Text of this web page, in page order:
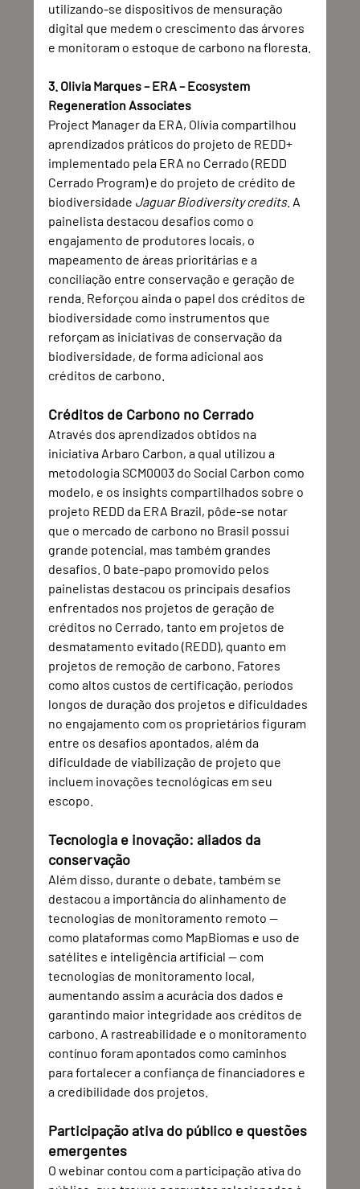
utilizando-se dispositivos de mensuração
digital que medem o crescimento das árvores
e monitoram o estoque de carbono na floresta.
3. Olivia Marques – ERA – Ecosystem
Regeneration Associates
Project Manager da ERA, Olívia compartilhou
aprendizados práticos do projeto de REDD+
implementado pela ERA no Cerrado (REDD
Cerrado Program) e do projeto de crédito de
biodiversidade Jaguar Biodiversity credits. A
painelista destacou desafios como o
engajamento de produtores locais, o
mapeamento de áreas prioritárias e a
conciliação entre conservação e geração de
renda. Reforçou ainda o papel dos créditos de
biodiversidade como instrumentos que
reforçam as iniciativas de conservação da
biodiversidade, de forma adicional aos
créditos de carbono.
Créditos de Carbono no Cerrado
Através dos aprendizados obtidos na
iniciativa Arbaro Carbon, a qual utilizou a
metodologia SCM0003 do Social Carbon como
modelo, e os insights compartilhados sobre o
projeto REDD da ERA Brazil, pôde-se notar
que o mercado de carbono no Brasil possui
grande potencial, mas também grandes
desafios. O bate-papo promovido pelos
painelistas destacou os principais desafios
enfrentados nos projetos de geração de
créditos no Cerrado, tanto em projetos de
desmatamento evitado (REDD), quanto em
projetos de remoção de carbono. Fatores
como altos custos de certificação, períodos
longos de duração dos projetos e dificuldades
no engajamento com os proprietários figuram
entre os desafios apontados, além da
dificuldade de viabilização de projeto que
incluem inovações tecnológicas em seu
escopo.
Tecnologia e inovação: aliados da
conservação
Além disso, durante o debate, também se
destacou a importância do alinhamento de
tecnologias de monitoramento remoto —
como plataformas como MapBiomas e uso de
satélites e inteligência artificial — com
tecnologias de monitoramento local,
aumentando assim a acurácia dos dados e
garantindo maior integridade aos créditos de
carbono. A rastreabilidade e o monitoramento
contínuo foram apontados como caminhos
para fortalecer a confiança de financiadores e
a credibilidade dos projetos.
Participação ativa do público e questões
emergentes
O webinar contou com a participação ativa do